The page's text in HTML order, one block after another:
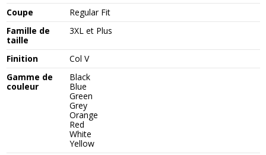
Coupe
Regular Fit
Famille de
taille
3XL et Plus
Finition
Col V
Gamme de
couleur
Black
Blue
Green
Grey
Orange
Red
White
Yellow